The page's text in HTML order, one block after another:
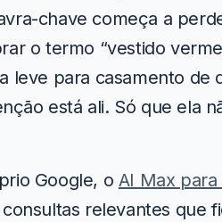
chave começa a
o termo “vestido
leve para casamento de
está ali. Só que ela
Google, o AI Max
relevantes que